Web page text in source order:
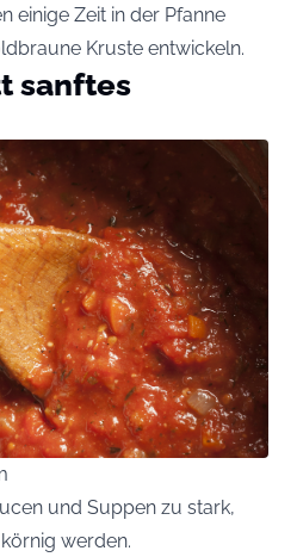
einige Zeit in der Pfanne
Kruste entwickeln.
sanftes
und Suppen zu stark,
werden.